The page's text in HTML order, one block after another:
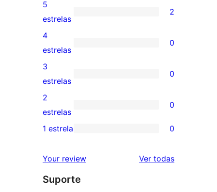
2
avaliações
com
5
estrelas
5
estrelas
2
0
avaliação
com
4
estrela
4
estrelas
0
0
avaliação
com
3
3
estrelas
0
0
avaliação
2
2
estrelas
0
com
1
1 estrela 0
Your review Ver todasavaliações
Suporte